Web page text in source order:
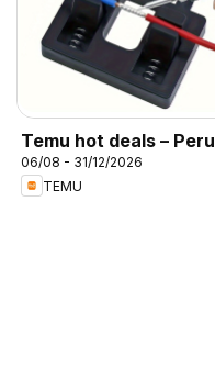
Temu hot deals – Peru
06/08 - 31/12/2026
TEMU